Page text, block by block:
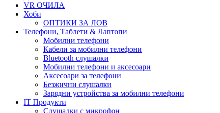
VR ОЧИЛА
Хоби
ОПТИКИ ЗА ЛОВ
Телефони, Таблети & Лаптопи
Мобилни телефони
Кабели за мобилни телефони
Bluetooth слушалки
Мобилни телефони и аксесоари
Аксесоари за телефони
Безжични слушалки
Зарядни устройства за мобилни телефони
IT Продукти
Слушалки с микрофон